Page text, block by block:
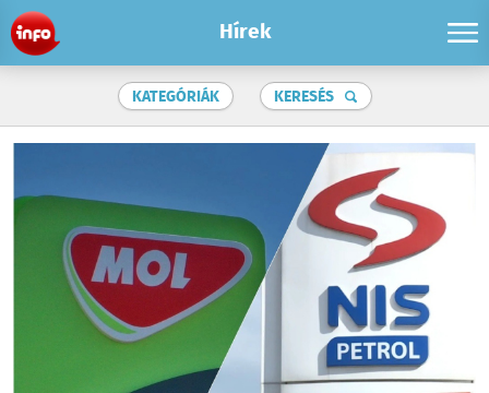
Hírek
KATEGÓRIÁK KERESÉS